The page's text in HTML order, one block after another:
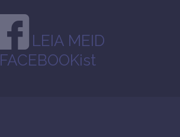
LEIA MEID
FACEBOOKist